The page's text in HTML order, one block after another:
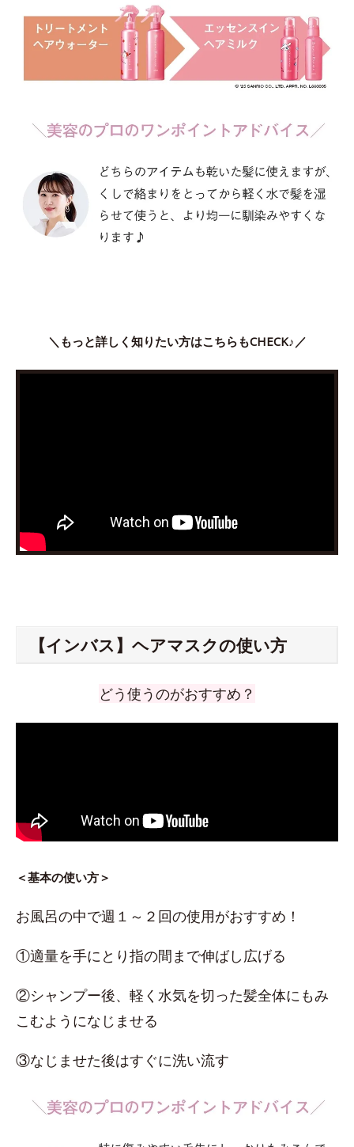
＼もっと詳しく知りたい方はこちらもCHECK♪／
【インバス】ヘアマスクの使い方
どう使うのがおすすめ？
＜基本の使い方＞
お風呂の中で週１～２回の使用がおすすめ！
①適量を手にとり指の間まで伸ばし広げる
②シャンプー後、軽く水気を切った髪全体にもみ
こむようになじませる
③なじませた後はすぐに洗い流す